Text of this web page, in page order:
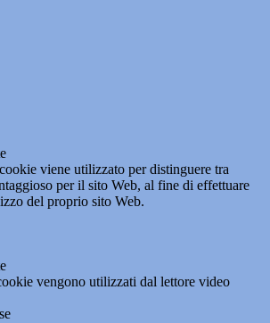
viene utilizzato per distinguere tra
per il sito Web, al fine di effettuare
del proprio sito Web.
vengono utilizzati dal lettore video